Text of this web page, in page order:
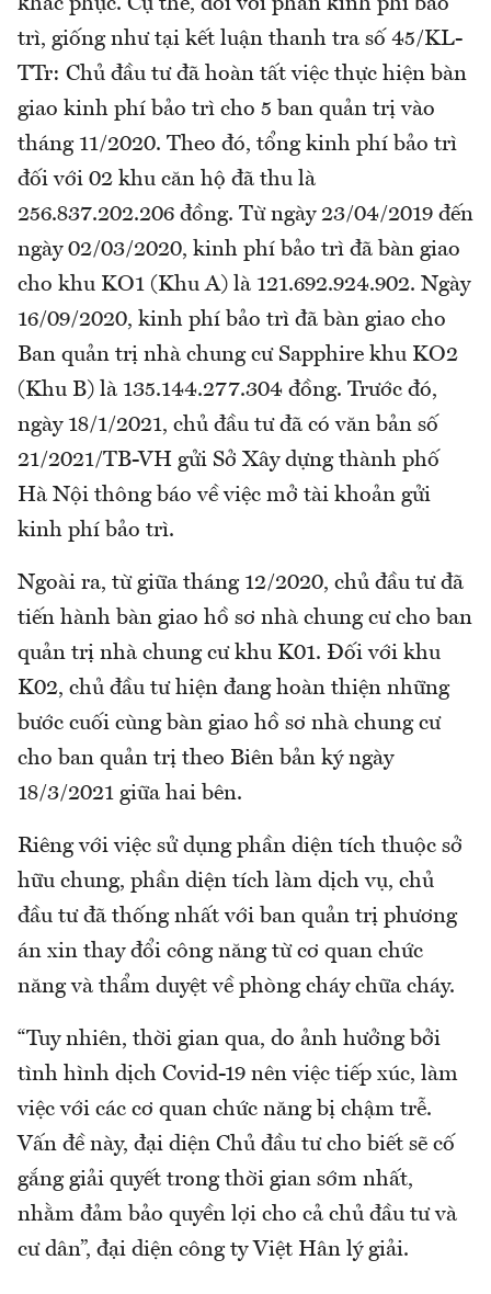
trì, giống như tại kết luận thanh tra số 45/KL-
TTr: Chủ đầu tư đã hoàn tất việc thực hiện bàn
giao kinh phí bảo trì cho 5 ban quản trị vào
tháng 11/2020. Theo đó, tổng kinh phí bảo trì
đối với 02 khu căn hộ đã thu là
256.837.202.206 đồng. Từ ngày 23/04/2019 đến
ngày 02/03/2020, kinh phí bảo trì đã bàn giao
cho khu KO1 (Khu A) là 121.692.924.902. Ngày
16/09/2020, kinh phí bảo trì đã bàn giao cho
Ban quản trị nhà chung cư Sapphire khu KO2
(Khu B) là 135.144.277.304 đồng. Trước đó,
ngày 18/1/2021, chủ đầu tư đã có văn bản số
21/2021/TB-VH gửi Sở Xây dựng thành phố
Hà Nội thông báo về việc mở tài khoản gửi
kinh phí bảo trì.
Ngoài ra, từ giữa tháng 12/2020, chủ đầu tư đã
tiến hành bàn giao hồ sơ nhà chung cư cho ban
quản trị nhà chung cư khu K01. Đối với khu
K02, chủ đầu tư hiện đang hoàn thiện những
bước cuối cùng bàn giao hồ sơ nhà chung cư
cho ban quản trị theo Biên bản ký ngày
18/3/2021 giữa hai bên.
Riêng với việc sử dụng phần diện tích thuộc sở
hữu chung, phần diện tích làm dịch vụ, chủ
đầu tư đã thống nhất với ban quản trị phương
án xin thay đổi công năng từ cơ quan chức
năng và thẩm duyệt về phòng cháy chữa cháy.
“Tuy nhiên, thời gian qua, do ảnh hưởng bởi
tình hình dịch Covid-19 nên việc tiếp xúc, làm
việc với các cơ quan chức năng bị chậm trễ.
Vấn đề này, đại diện Chủ đầu tư cho biết sẽ cố
gắng giải quyết trong thời gian sớm nhất,
nhằm đảm bảo quyền lợi cho cả chủ đầu tư và
cư dân”, đại diện công ty Việt Hân lý giải.